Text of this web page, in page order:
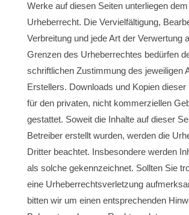
Werke auf diesen Seiten unterliegen
Urheberrecht. Die Vervielfältigung,
Verbreitung und jede Art der Verwertung
Grenzen des Urheberrechtes bedürfen
schriftlichen Zustimmung des jeweiligen
Erstellers. Downloads und Kopien dieser
für den privaten, nicht kommerziellen
gestattet. Soweit die Inhalte auf dieser
Betreiber erstellt wurden, werden die
Dritter beachtet. Insbesondere werden
als solche gekennzeichnet. Sollten Sie
eine Urheberrechtsverletzung
bitten wir um einen entsprechenden